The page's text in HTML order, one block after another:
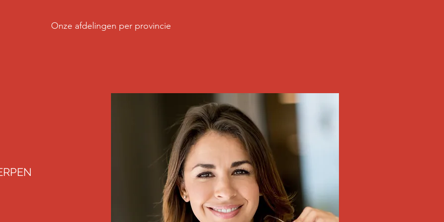
Onze afdelingen per provincie